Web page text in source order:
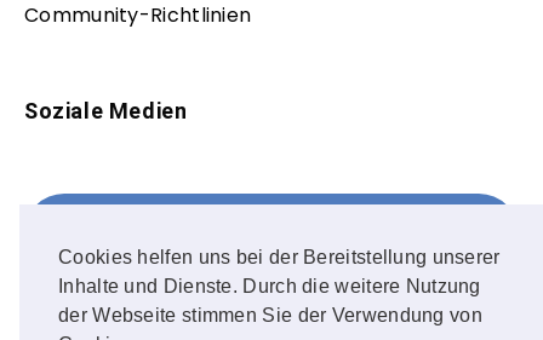
Cookies helfen uns bei der Bereitstellung unserer
Inhalte und Dienste. Durch die weitere Nutzung
der Webseite stimmen Sie der Verwendung von
Community-Richtlinien
Soziale Medien
FOLLOW ME!
Instagram